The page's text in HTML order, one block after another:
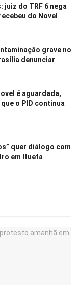
juiz do TRF 6 nega
do Novel
grave no
denunciar
é aguardada,
o PID continua
quer diálogo com
em Itueta